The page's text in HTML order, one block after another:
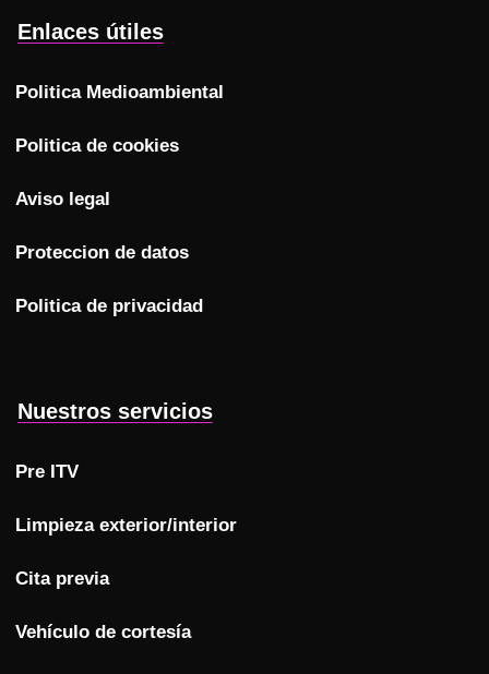
Enlaces útiles
Politica Medioambiental
Politica de cookies
Aviso legal
Proteccion de datos
Politica de privacidad
Nuestros servicios
Pre ITV
Limpieza exterior/interior
Cita previa
Vehículo de cortesía